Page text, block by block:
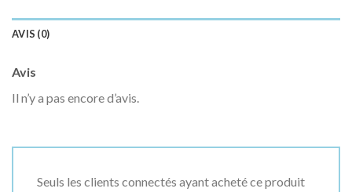
AVIS (0)
Avis
Il n’y a pas encore d’avis.
Seuls les clients connectés ayant acheté ce produit